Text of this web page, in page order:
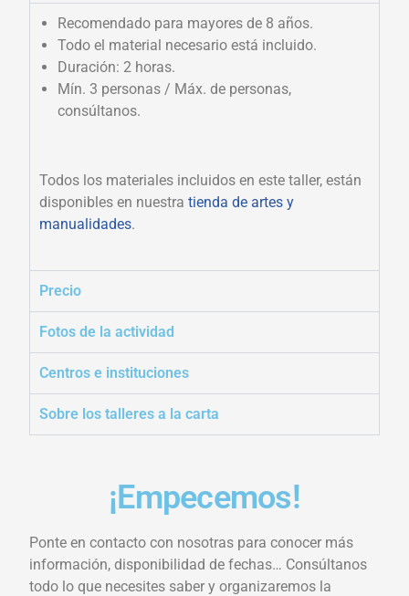
Recomendado para mayores de 8 años.
Todo el material necesario está incluido.
Duración: 2 horas.
Mín. 3 personas / Máx. de personas,
consúltanos.
Todos los materiales incluidos en este taller, están
disponibles en nuestratienda de artes y
manualidades.
Precio
Fotos de la actividad
Centros e instituciones
Sobre los talleres a la carta
¡Empecemos!
Ponte en contacto con nosotras para conocer más
información, disponibilidad de fechas… Consúltanos
todo lo que necesites saber y organizaremos la